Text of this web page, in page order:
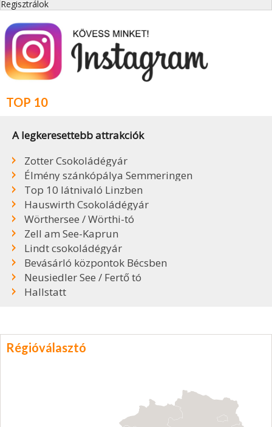
Regisztrálok
TOP 10
A legkeresettebb attrakciók
Zotter Csokoládégyár
Élmény szánkópálya Semmeringen
Top 10 látnivaló Linzben
Hauswirth Csokoládégyár
Wörthersee / Wörthi-tó
Zell am See-Kaprun
Lindt csokoládégyár
Bevásárló központok Bécsben
Neusiedler See / Fertő tó
Hallstatt
Régióválasztó